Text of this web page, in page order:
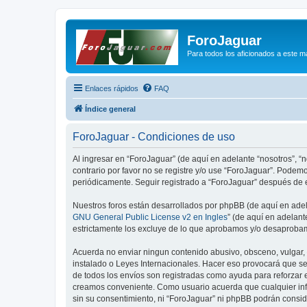
ForoJaguar
Para todos los aficionados a este
Enlaces rápidos FAQ
Índice general
ForoJaguar - Condiciones de uso
Al ingresar en “ForoJaguar” (de aquí en adelante “nosotros”,
contrario por favor no se registre y/o use “ForoJaguar”.
periódicamente. Seguir registrado a “ForoJaguar” después
Nuestros foros están desarrollados por phpBB (de aquí en
GNU General Public License v2 en Ingles” (de aquí en
estrictamente los excluye de lo que aprobamos y/o
Acuerda no enviar ningun contenido abusivo, obsceno,
instalado o Leyes Internacionales. Hacer eso provocará que
de todos los envíos son registradas como ayuda para
creamos conveniente. Como usuario acuerda que cualquier
sin su consentimiento, ni “ForoJaguar” ni phpBB podrán